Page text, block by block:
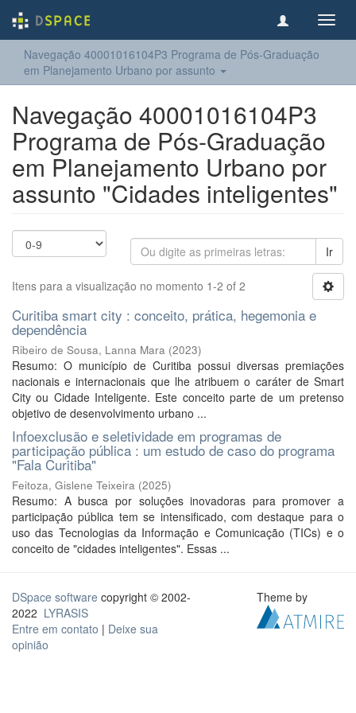
Navegação 40001016104P3 Programa de Pós-Graduação
em Planejamento Urbano por assunto
Navegação 40001016104P3
Programa de Pós-Graduação
em Planejamento Urbano por
assunto "Cidades inteligentes"
Ir
Itens para a visualização no momento 1-2 of 2
Curitiba smart city : conceito, prática, hegemonia e
dependência
Ribeiro de Sousa, Lanna Mara (2023)
Resumo: O município de Curitiba possui diversas premiações
nacionais e internacionais que lhe atribuem o caráter de Smart
City ou Cidade Inteligente. Este conceito parte de um pretenso
objetivo de desenvolvimento urbano ...
Infoexclusão e seletividade em programas de
participação pública : um estudo de caso do programa
"Fala Curitiba"
Feitoza, Gislene Teixeira (2025)
Resumo: A busca por soluções inovadoras para promover a
participação pública tem se intensificado, com destaque para o
uso das Tecnologias da Informação e Comunicação (TICs) e o
conceito de "cidades inteligentes". Essas ...
DSpace software copyright © 2002-
2022 LYRASIS
Entre em contato | Deixe sua
opinião
Theme by